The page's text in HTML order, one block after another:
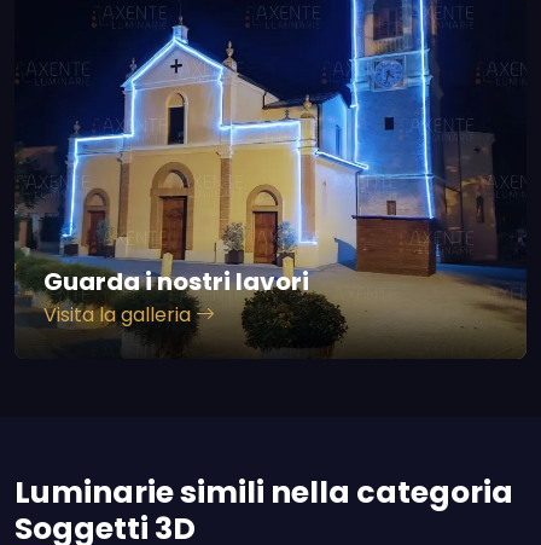
Guarda i nostri lavori
Visita la galleria
Luminarie simili nella categoria
Soggetti 3D